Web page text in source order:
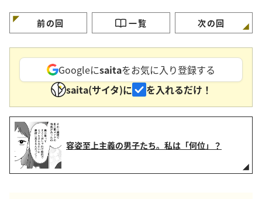
る」
前の回 一覧 次の回
Googleにsaitaをお気に入り登録する
saita(サイタ)に
を入れるだけ！
容姿至上主義の男子たち。私は「何位」？